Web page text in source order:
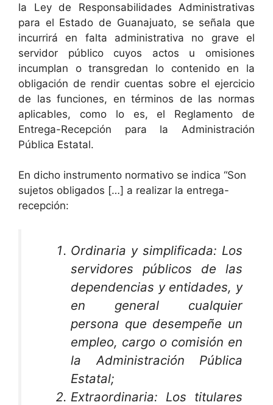
la Ley de Responsabilidades Administrativas
para el Estado de Guanajuato, se señala que
incurrirá en falta administrativa no grave el
servidor público cuyos actos u omisiones
incumplan o transgredan lo contenido en la
obligación de rendir cuentas sobre el ejercicio
de las funciones, en términos de las normas
aplicables, como lo es, el Reglamento de
Entrega-Recepción para la Administración
Pública Estatal.
En dicho instrumento normativo se indica “Son
sujetos obligados […] a realizar la entrega-
recepción:
Ordinaria y simplificada: Los
servidores públicos de las
dependencias y entidades, y
en general cualquier
persona que desempeñe un
empleo, cargo o comisión en
la Administración Pública
Estatal;
Extraordinaria: Los titulares